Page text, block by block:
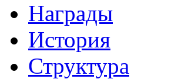
Награды
История
Структура